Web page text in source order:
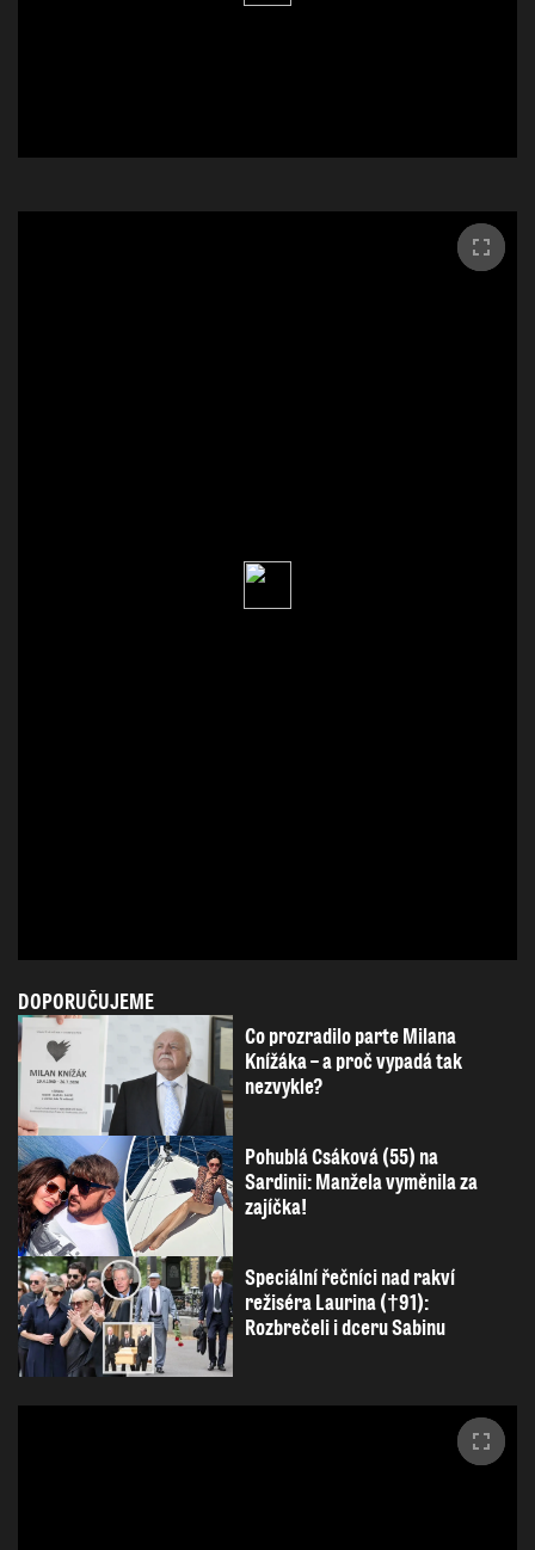
DOPORUČUJEME
Co prozradilo parte Milana
Knížáka – a proč vypadá tak
nezvykle?
Pohublá Csáková (55) na
Sardinii: Manžela vyměnila za
zajíčka!
Speciální řečníci nad rakví
režiséra Laurina (†91):
Rozbrečeli i dceru Sabinu